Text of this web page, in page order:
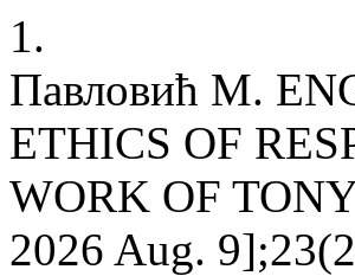
1.
Павловић М.
ETHICS OF
WORK OF
2026 Aug.